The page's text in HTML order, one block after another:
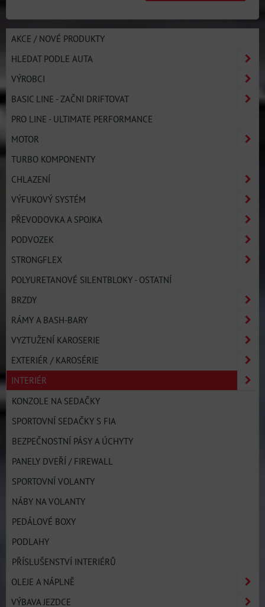
AKCE / NOVÉ PRODUKTY
HLEDAT PODLE AUTA
VÝROBCI
BASIC LINE - ZAČNI DRIFTOVAT
PRO LINE - ULTIMATE PERFORMANCE
MOTOR
TURBO KOMPONENTY
CHLAZENÍ
VÝFUKOVÝ SYSTÉM
PŘEVODOVKA A SPOJKA
PODVOZEK
STRONGFLEX
POLYURETANOVÉ SILENTBLOKY - OSTATNÍ
BRZDY
RÁMY A BASH-BARY
VYZTUŽENÍ KAROSERIE
EXTERIÉR / KAROSÉRIE
INTERIÉR
KONZOLE NA SEDAČKY
SPORTOVNÍ SEDAČKY S FIA
BEZPEČNOSTNÍ PÁSY A ÚCHYTY
PANELY DVEŘÍ / FIREWALL
SPORTOVNÍ VOLANTY
NÁBY NA VOLANTY
PEDÁLOVÉ BOXY
PODLAHY
PŘÍSLUŠENSTVÍ INTERIÉRŮ
OLEJE A NÁPLNĚ
VÝBAVA JEZDCE